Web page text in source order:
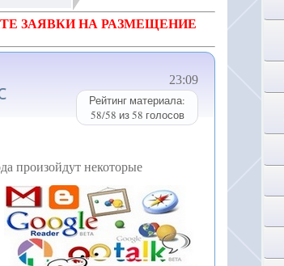
ЗАЯВКИ НА РАЗМЕЩЕНИЕ
23:09
Рейтинг материала:
58/58 из 58 голосов
произойдут некоторые